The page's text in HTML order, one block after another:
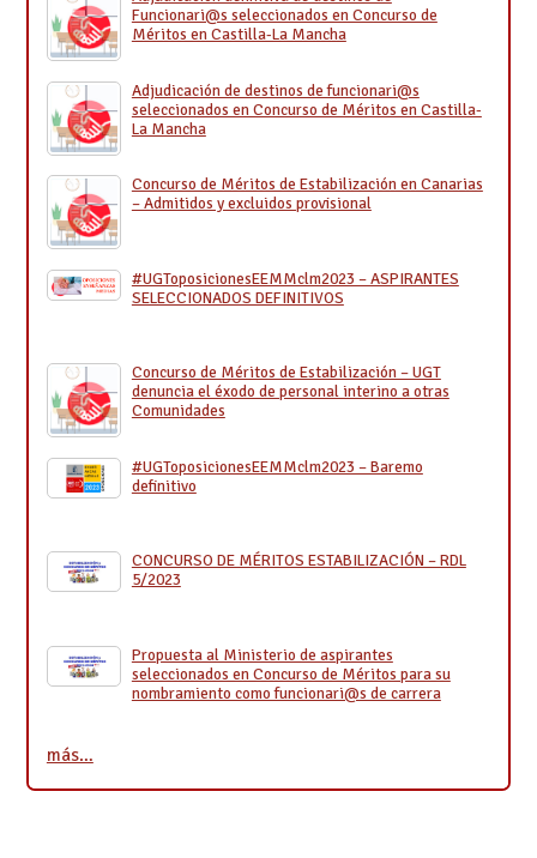
Funcionari@s seleccionados en Concurso de
Méritos en Castilla-La Mancha
Adjudicación de destinos de funcionari@s
seleccionados en Concurso de Méritos en Castilla-
La Mancha
Concurso de Méritos de Estabilización en Canarias
– Admitidos y excluidos provisional
#UGToposicionesEEMMclm2023 – ASPIRANTES
SELECCIONADOS DEFINITIVOS
Concurso de Méritos de Estabilización – UGT
denuncia el éxodo de personal interino a otras
Comunidades
#UGToposicionesEEMMclm2023 – Baremo
definitivo
CONCURSO DE MÉRITOS ESTABILIZACIÓN – RDL
5/2023
Propuesta al Ministerio de aspirantes
seleccionados en Concurso de Méritos para su
nombramiento como funcionari@s de carrera
más…